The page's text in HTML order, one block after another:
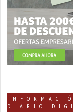
DIARIO